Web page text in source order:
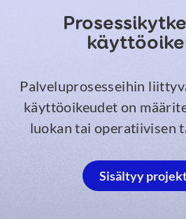
Palveluprosesseihin
käyttöoikeudet on
luokan tai operatiivisen
Sisältyy